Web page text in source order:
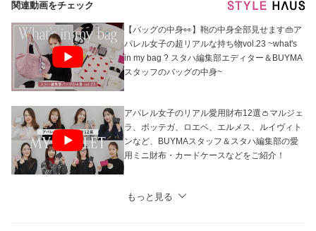
関連動画をチェック
【バッグの中身👀】鞄の中身全部見せます👜ア
パレル女子の超リアルな持ち物vol.23 ~what's
in my bag ? スタハ編集部エディター＆BUYMA
スタッフのバッグの中身~
アパレル女子のリアル愛用財布12選👛マルジェ
ラ、ボッテガ、ロエベ、エルメス、ルイヴィト
ンなど、BUYMAスタッフ＆スタハ編集部の愛
用ミニ財布・カードケースなどをご紹介！
もっと見る